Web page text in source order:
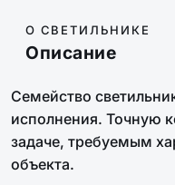
О СВЕТИЛЬНИКЕ
Описание
Семейство
исполнения. Точную
задаче, требуемым
объекта.